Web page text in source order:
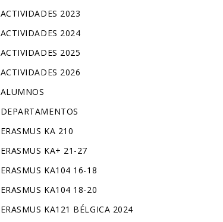
ACTIVIDADES 2023
ACTIVIDADES 2024
ACTIVIDADES 2025
ACTIVIDADES 2026
ALUMNOS
DEPARTAMENTOS
ERASMUS KA 210
ERASMUS KA+ 21-27
ERASMUS KA104 16-18
ERASMUS KA104 18-20
ERASMUS KA121 BÉLGICA 2024